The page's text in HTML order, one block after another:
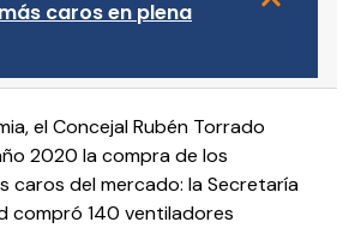
caros en plena
el Concejal Rubén Torrado
2020 la compra de los
caros del mercado: la Secretaría
compró 140 ventiladores